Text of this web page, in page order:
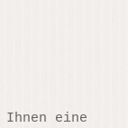
eine